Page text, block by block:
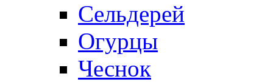
Сельдерей
Огурцы
Чеснок